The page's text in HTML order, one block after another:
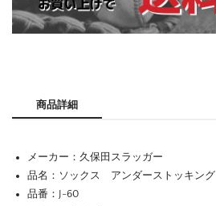
商品詳細
メーカー：久保田スラッガー
品名：ソックス アンダーストッキング
品番：J-60